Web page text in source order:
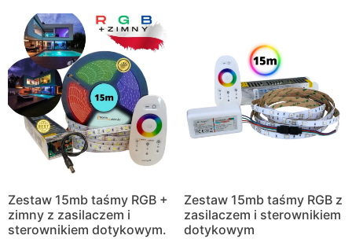
Zestaw 15mb taśmy RGB +
zimny z zasilaczem i
sterownikiem dotykowym.
Zestaw 15mb taśmy RGB z
zasilaczem i sterownikiem
dotykowym